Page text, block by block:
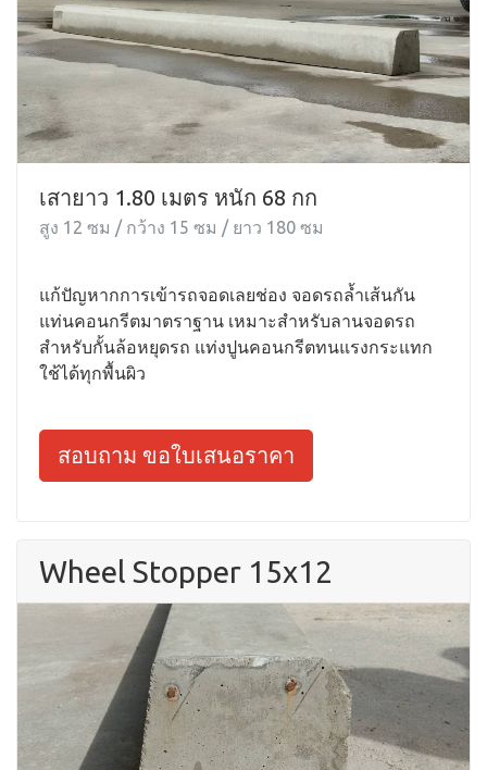
เสายาว 1.80 เมตร หนัก 68 กก
สูง 12 ซม / กว้าง 15 ซม / ยาว 180 ซม
แก้ปัญหากการเข้ารถจอดเลยช่อง จอดรถล้ำเส้นกัน
แท่นคอนกรีตมาตราฐาน เหมาะสำหรับลานจอดรถ
สำหรับกั้นล้อหยุดรถ แท่งปูนคอนกรีตทนแรงกระแทก
ใช้ได้ทุกพื้นผิว
สอบถาม ขอใบเสนอราคา
Wheel Stopper 15x12